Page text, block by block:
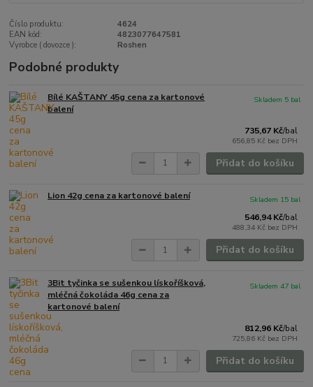
Číslo produktu:
4624
EAN kód:
4823077647581
Vyrobce ( dovozce ):
Roshen
Podobné produkty
Bílé KAŠTANY 45g cena za kartonové
balení
735,67 Kč/bal
656,85 Kč bez DPH
Skladem 5 bal
Přidat do košíku
Lion 42g cena za kartonové balení
546,94 Kč/bal
488,34 Kč bez DPH
Skladem 15 bal
Přidat do košíku
3Bit tyčinka se sušenkou lískoříšková,
mléčná čokoláda 46g cena za
kartonové balení
812,96 Kč/bal
725,86 Kč bez DPH
Skladem 47 bal
Přidat do košíku